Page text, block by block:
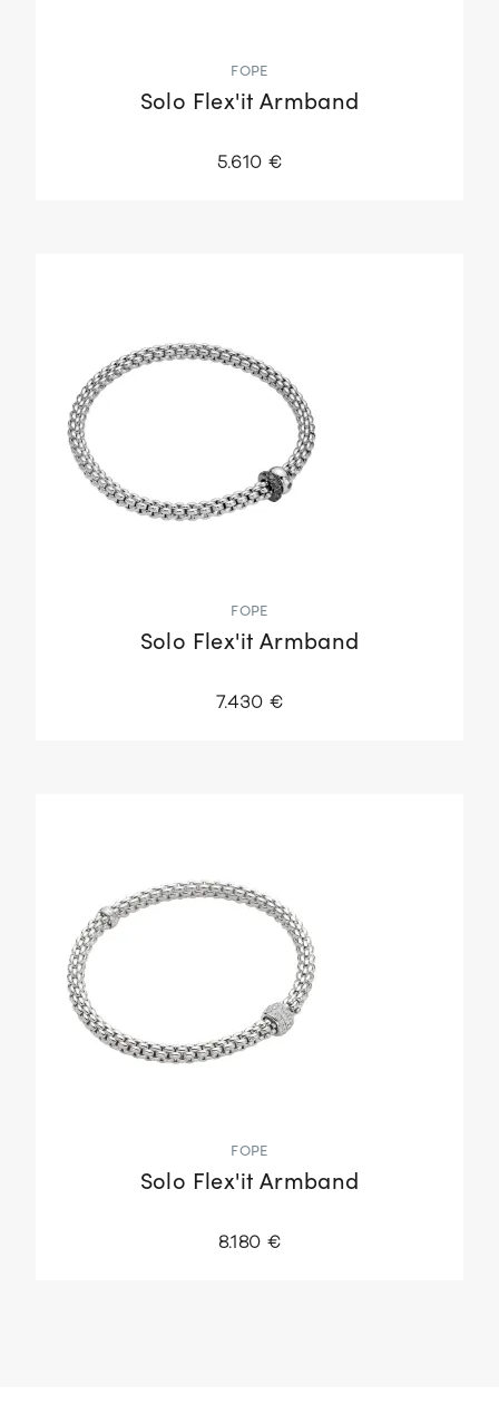
FOPE
Solo Flex'it Armband
5.610 €
FOPE
Solo Flex'it Armband
7.430 €
FOPE
Solo Flex'it Armband
8.180 €